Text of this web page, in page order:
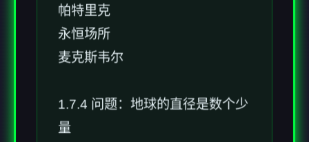
帕特里克
永恒场所
麦克斯韦尔
1.7.4 问题：地球的直径是数个少
量